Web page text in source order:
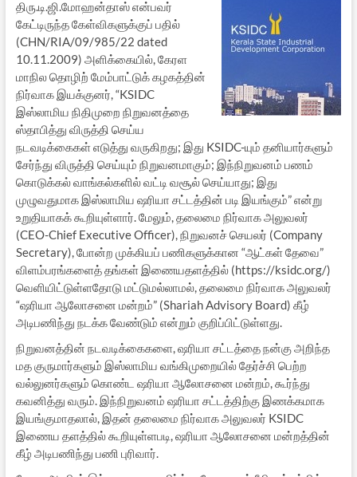
திரு.டி.ஜி.மோஹன்தாஸ் என்பவர்
கேட்டிருந்த கேள்விகளுக்குப் பதில்
(CHN/RIA/09/985/22 dated
10.11.2009) அளிக்கையில், கேரள
மாநில தொழிற் மேம்பாட்டுக் கழகத்தின்
நிர்வாக இயக்குனர், “KSIDC
இஸ்லாமிய நிதிமுறை நிறுவனத்தை
ஸ்தாபித்து விருத்தி செய்ய
நடவடிக்கைகள் எடுத்து வருகிறது; இது KSIDC-யும் தனியார்களும்
சேர்ந்து விருத்தி செய்யும் நிறுவனமாகும்; இந்நிறுவனம் பணம்
கொடுக்கல் வாங்கல்களில் வட்டி வசூல் செய்யாது; இது
முழுவதுமாக இஸ்லாமிய ஷரியா சட்டத்தின் படி இயங்கும்” என்று
உறுதியாகக் கூறியுள்ளார். மேலும், தலைமை நிர்வாக அலுவலர்
(CEO-Chief Executive Officer), நிறுவனச் செயலர் (Company
Secretary), போன்ற முக்கியப் பணிகளுக்கான “ஆட்கள் தேவை”
விளம்பரங்களைத் தங்கள் இணையதளத்தில் (https://ksidc.org/)
வெளியிட்டுள்ளதோடு மட்டுமல்லாமல், தலைமை நிர்வாக அலுவலர்
“ஷரியா ஆலோசனை மன்றம்” (Shariah Advisory Board) கீழ்
அடிபணிந்து நடக்க வேண்டும் என்றும் குறிப்பிட்டுள்ளது.
நிறுவனத்தின் நடவடிக்கைகளை, ஷரியா சட்டத்தை நன்கு அறிந்த
மத குருமார்களும் இஸ்லாமிய வங்கிமுறையில் தேர்ச்சி பெற்ற
வல்லுனர்களும் கொண்ட ஷரியா ஆலோசனை மன்றம், கூர்ந்து
கவனித்து வரும். இந்நிறுவனம் ஷரியா சட்டத்திற்கு இணக்கமாக
இயங்குமாதலால், இதன் தலைமை நிர்வாக அலுவலர் KSIDC
இணைய தளத்தில் கூறியுள்ளபடி, ஷரியா ஆலோசனை மன்றத்தின்
கீழ் அடிபணிந்து பணி புரிவார்.